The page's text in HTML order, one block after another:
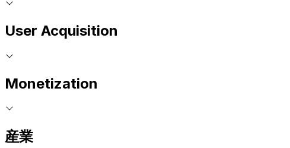
User Acquisition
Monetization
産業